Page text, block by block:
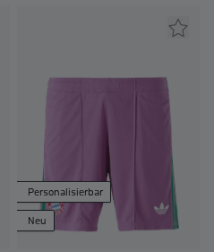
Personalisierbar
Neu